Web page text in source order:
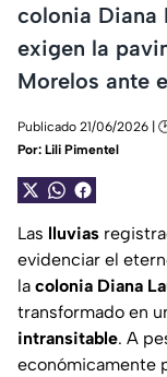
colonia Diana
exigen la
Morelos ante
Publicado 21/06/2026 |
Por: Lili Pimentel
Las lluvias
evidenciar el
la colonia Diana
transformado en
intransitable. A
económicamente